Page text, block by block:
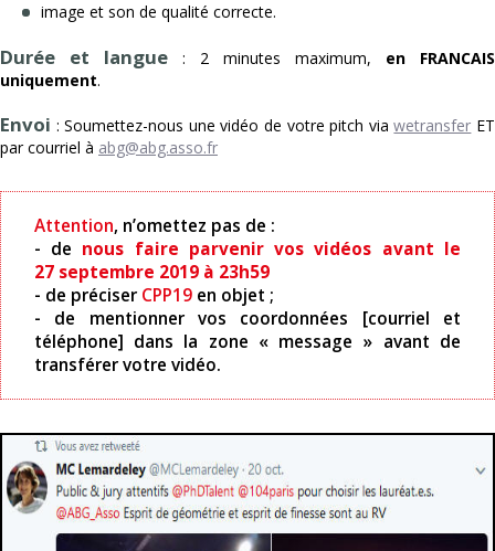
image et son de qualité correcte.
Durée et langue : 2 minutes maximum, en FRANCAIS
uniquement.
Envoi : Soumettez-nous une vidéo de votre pitch viawetransfer ET
par courriel à abg@abg.asso.fr
Attention, n’omettez pas de :
- de nous faire parvenir vos vidéos avant le
27 septembre 2019 à 23h59
- de préciser CPP19 en objet ;
- de mentionner vos coordonnées [courriel et
téléphone] dans la zone « message » avant de
transférer votre vidéo.